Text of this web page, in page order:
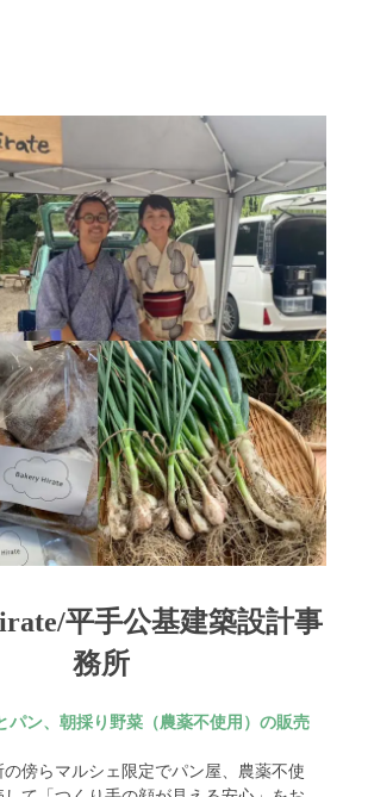
平手公基建築設計事
務所
パン、朝採り野菜（農薬不使用）の販売
傍らマルシェ限定でパン屋、農薬不使